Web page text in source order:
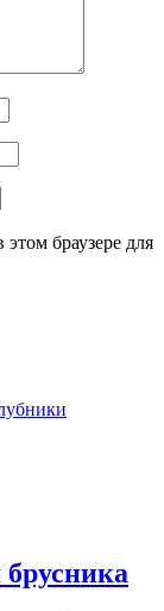
браузере для